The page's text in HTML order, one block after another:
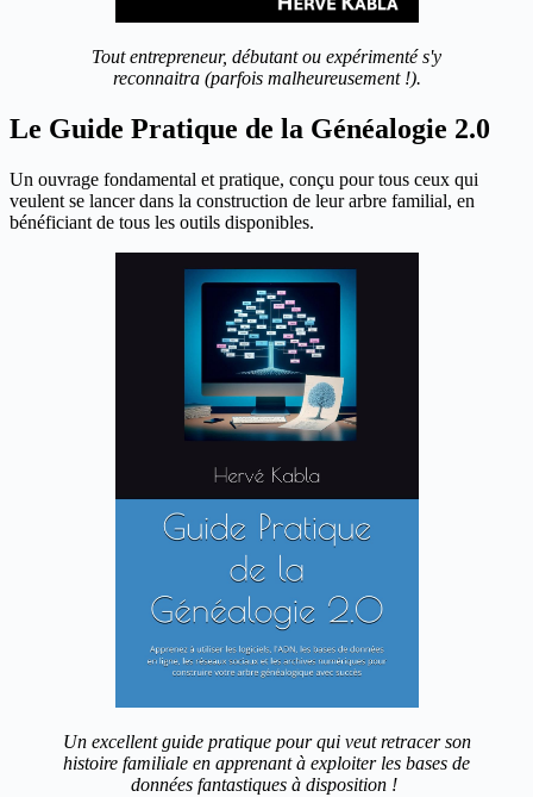
Tout entrepreneur, débutant ou expérimenté s'y
reconnaitra (parfois malheureusement !).
Le Guide Pratique de la Généalogie 2.0
Un ouvrage fondamental et pratique, conçu pour tous ceux qui
veulent se lancer dans la construction de leur arbre familial, en
bénéficiant de tous les outils disponibles.
Un excellent guide pratique pour qui veut retracer son
histoire familiale en apprenant à exploiter les bases de
données fantastiques à disposition !